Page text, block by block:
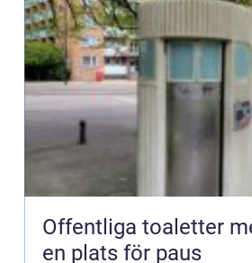
Offentliga toaletter mer än bara
en plats för paus